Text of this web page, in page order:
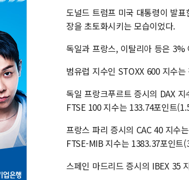
도널드 트럼프 미국 대통령이 발
장을 초토화시키는 모습이었다.
독일과 프랑스, 이탈리아 등은
범유럽 지수인 STOXX 600 지수
독일 프랑크푸르트 증시의 DAX
FTSE 100 지수는 133.74포인트
프랑스 파리 증시의 CAC 40 지수
FTSE-MIB 지수는 1383.37포인
스페인 마드리드 증시의 IBEX 35